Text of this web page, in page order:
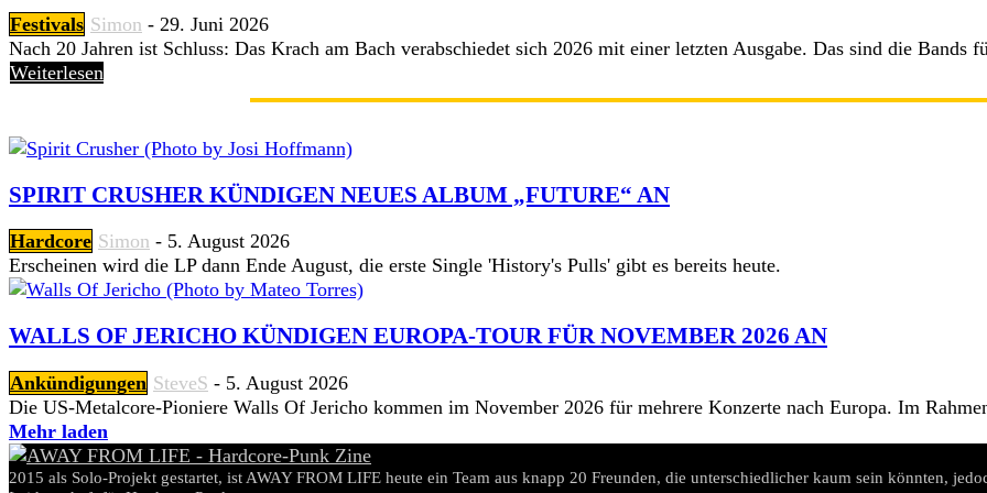
Festivals Simon - 29. Juni 2026
Nach 20 Jahren ist Schluss: Das Krach am Bach verabschiedet sich 2026 mit einer letzten Ausgabe. Das sind die Bands
Weiterlesen
SPIRIT CRUSHER KÜNDIGEN NEUES ALBUM „FUTURE“ AN
Hardcore Simon - 5. August 2026
Erscheinen wird die LP dann Ende August, die erste Single 'History's Pulls' gibt es bereits heute.
WALLS OF JERICHO KÜNDIGEN EUROPA-TOUR FÜR NOVEMBER 2026 AN
Ankündigungen SteveS - 5. August 2026
Die US-Metalcore-Pioniere Walls Of Jericho kommen im November 2026 für mehrere Konzerte nach Europa. Im
Mehr laden
2015 als Solo-Projekt gestartet, ist AWAY FROM LIFE heute ein Team aus knapp 20 Freunden, die unterschiedlicher kaum sein könnten,